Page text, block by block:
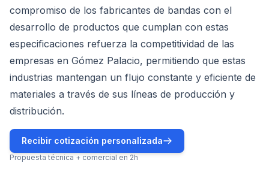
compromiso de los fabricantes de bandas con el
desarrollo de productos que cumplan con estas
especificaciones refuerza la competitividad de las
empresas en Gómez Palacio, permitiendo que estas
industrias mantengan un flujo constante y eficiente de
materiales a través de sus líneas de producción y
distribución.
Recibir cotización personalizada
Propuesta técnica + comercial en 2h